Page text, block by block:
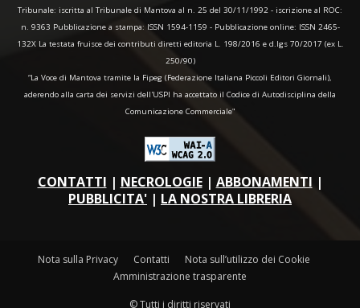
Tribunale: iscritta al Tribunale di Mantova al n. 25 del 30/11/1992 - iscrizione al ROC:
n. 9363 Pubblicazione a stampa: ISSN 1594-1159 - Pubblicazione online: ISSN 2465-
132X La testata fruisce dei contributi diretti editoria L. 198/2016 e d.lgs 70/2017 (ex L.
250/90)
“La Voce di Mantova tramite la Fipeg (Federazione Italiana Piccoli Editori Giornali),
aderendo alla carta dei servizi dell'USPI ha accettato il Codice di Autodisciplina della
Comunicazione Commerciale"
CONTATTI | NECROLOGIE| ABBONAMENTI |
PUBBLICITA' | LA NOSTRA LIBRERIA
Nota sulla Privacy Contatti
Nota sull’utilizzo dei Cookie
Amministrazione trasparente
© Tutti i diritti riservati